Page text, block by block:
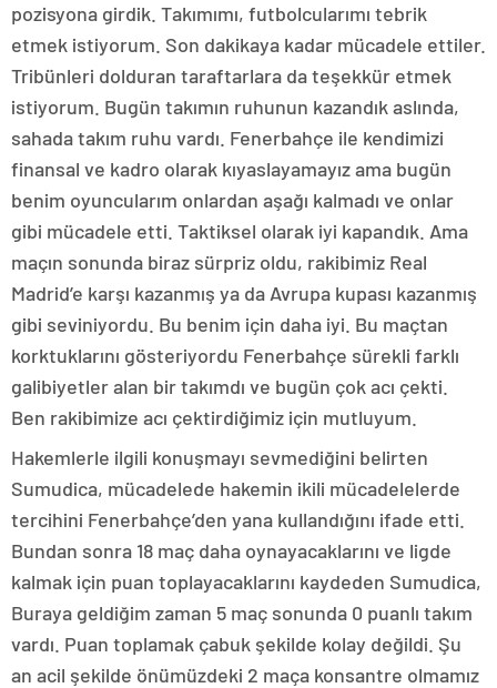
pozisyona girdik. Takımımı, futbolcularımı tebrik
etmek istiyorum. Son dakikaya kadar mücadele ettiler.
Tribünleri dolduran taraftarlara da teşekkür etmek
istiyorum. Bugün takımın ruhunun kazandık aslında,
sahada takım ruhu vardı. Fenerbahçe ile kendimizi
finansal ve kadro olarak kıyaslayamayız ama bugün
benim oyuncularım onlardan aşağı kalmadı ve onlar
gibi mücadele etti. Taktiksel olarak iyi kapandık. Ama
maçın sonunda biraz sürpriz oldu, rakibimiz Real
Madrid’e karşı kazanmış ya da Avrupa kupası kazanmış
gibi seviniyordu. Bu benim için daha iyi. Bu maçtan
korktuklarını gösteriyordu Fenerbahçe sürekli farklı
galibiyetler alan bir takımdı ve bugün çok acı çekti.
Ben rakibimize acı çektirdiğimiz için mutluyum.
Hakemlerle ilgili konuşmayı sevmediğini belirten
Sumudica, mücadelede hakemin ikili mücadelelerde
tercihini Fenerbahçe’den yana kullandığını ifade etti.
Bundan sonra 18 maç daha oynayacaklarını ve ligde
kalmak için puan toplayacaklarını kaydeden Sumudica,
Buraya geldiğim zaman 5 maç sonunda 0 puanlı takım
vardı. Puan toplamak çabuk şekilde kolay değildi. Şu
an acil şekilde önümüzdeki 2 maça konsantre olmamız